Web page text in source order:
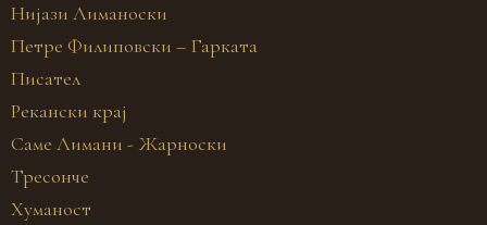
Нијази Лиманоски
Петре Филиповски – Гарката
Писател
Рекански крај
Саме Лимани - Жарноски
Тресонче
Хуманост